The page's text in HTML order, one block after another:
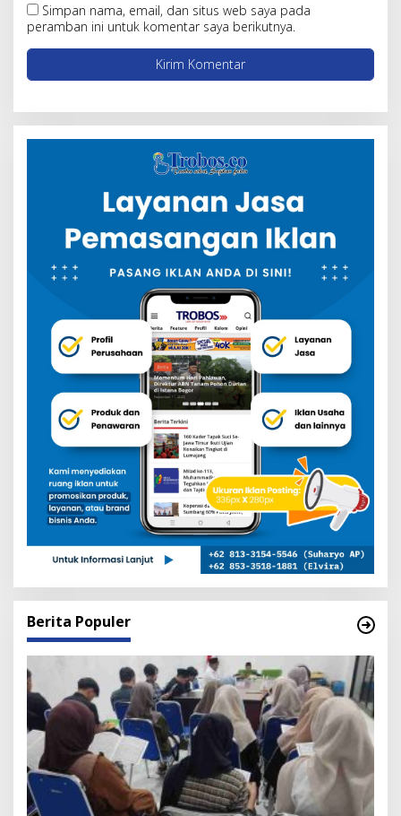
Simpan nama, email, dan situs web saya pada
peramban ini untuk komentar saya berikutnya.
Berita Populer